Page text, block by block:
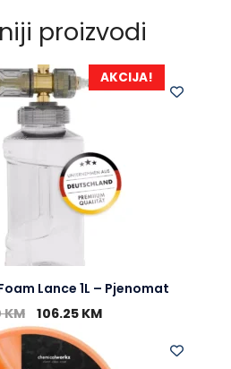
proizvodi
AKCIJA!
Lance 1L – Pjenomat
KM 106.25 KM